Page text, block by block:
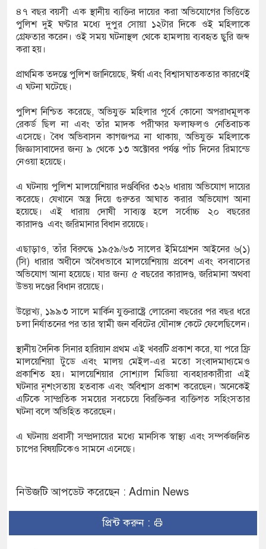
৪৭ বছর বয়সী এক স্থানীয় ব্যক্তির দায়ের করা অভিযোগের ভিত্তিতে
পুলিশ দুই ঘণ্টার মধ্যে দুপুর সোয়া ১২টার দিকে ওই মহিলাকে
গ্রেফতার করেন। ওই সময় ঘটনাস্থল থেকে হামলায় ব্যবহৃত ছুরি জব্দ
করা হয়।
প্রাথমিক তদন্তে পুলিশ জানিয়েছে, ঈর্ষা এবং বিশ্বাসঘাতকতার কারণেই
এ ঘটনা ঘটেছে।
পুলিশ নিশ্চিত করেছে, অভিযুক্ত মহিলার পূর্বে কোনো অপরাধমূলক
রেকর্ড ছিল না এবং তাঁর মাদক পরীক্ষার ফলাফলও নেতিবাচক
এসেছে। বৈধ অভিবাসন কাগজপত্র না থাকায়, অভিযুক্ত মহিলাকে
জিজ্ঞাসাবাদের জন্য ৯ থেকে ১৩ অক্টোবর পর্যন্ত পাঁচ দিনের রিমান্ডে
নেওয়া হয়েছে।
এ ঘটনায় পুলিশ মালয়েশিয়ার দণ্ডবিধির ৩২৬ ধারায় অভিযোগ দায়ের
করেছে। যেখানে অস্ত্র দিয়ে গুরুতর আঘাত করার অভিযোগ আনা
হয়েছে। এই ধারায় দোষী সাব্যস্ত হলে সর্বোচ্চ ২০ বছরের
কারাদণ্ড এবং জরিমানার বিধান রয়েছে।
এছাড়াও, তাঁর বিরুদ্ধে ১৯৫৯/৬৩ সালের ইমিগ্রেশন আইনের ৬(১)
(সি) ধারার অধীনে অবৈধভাবে মালয়েশিয়ায় প্রবেশ এবং বসবাসের
অভিযোগ আনা হয়েছে। যার জন্য ৫ বছরের কারাদণ্ড, জরিমানা অথবা
উভয় দণ্ডের বিধান রয়েছে।
উল্লেখ্য, ১৯৯৩ সালে মার্কিন যুক্তরাষ্ট্রে লোরেনা বছরের পর বছর ধরে
চলা নির্যাতনের পর তার স্বামী জন ববিটের যৌনাঙ্গ কেটে ফেলেছিলেন।
স্থানীয় দৈনিক সিনার হারিয়ান প্রথম এই খবরটি প্রকাশ করে, যা পরে ফ্রি
মালয়েশিয়া টুডে এবং মালয় মেইল-এর মতো সংবাদমাধ্যমেও
প্রকাশিত হয়। মালয়েশিয়ার সোশ্যাল মিডিয়া ব্যবহারকারীরা এই
ঘটনার নৃশংসতায় হতবাক এবং অবিশ্বাস প্রকাশ করেছেন। অনেকেই
এটিকে সাম্প্রতিক সময়ের সবচেয়ে বিরক্তিকর ব্যক্তিগত সহিংসতার
ঘটনা বলে অভিহিত করেছেন।
এ ঘটনায় প্রবাসী সম্প্রদায়ের মধ্যে মানসিক স্বাস্থ্য এবং সম্পর্কজনিত
চাপের বিষয়টিকেও সামনে এনেছে।
নিউজটি আপডেট করেছেন : Admin News
প্রিন্ট করুন :